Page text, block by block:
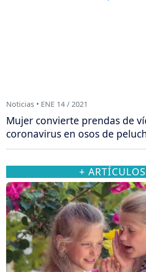
Noticias • ENE 14 / 2021
Mujer convierte prendas de
coronavirus en osos de
+ ARTÍCULOS